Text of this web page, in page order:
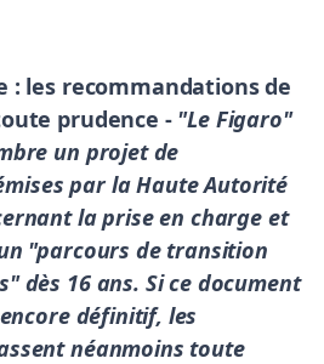
: les recommandations de
prudence - "Le Figaro"
un projet de
par la Haute Autorité
la prise en charge et
"parcours de transition
dès 16 ans. Si ce document
définitif, les
néanmoins toute